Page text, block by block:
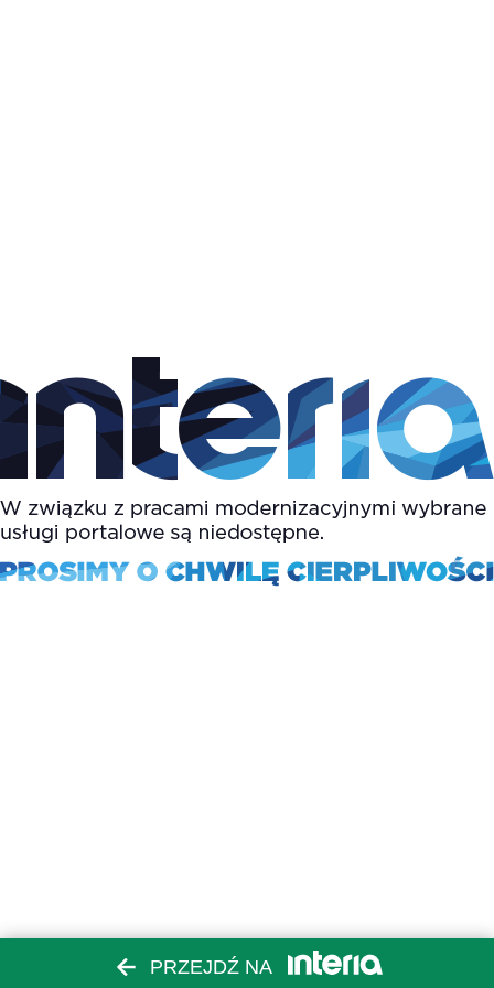
PRZEJDŹ NA